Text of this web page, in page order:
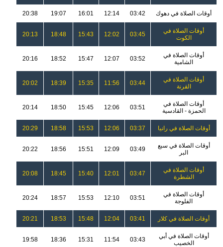
أوقات الصلاة في دهوك 03:42
12:14
16:01
19:07
20:38
أوقات الصلاة في
الكوت
03:45
12:02
15:43
18:48
20:13
أوقات الصلاة في
الشامية
03:52
12:07
15:47
18:52
20:16
أوقات الصلاة في
القرنة
03:44
11:56
15:35
18:39
20:02
أوقات الصلاة في
الحمزة - القادسية
03:51
12:06
15:45
18:50
20:14
أوقات الصلاة في رانيا 03:37
12:06
15:53
18:58
20:29
أوقات الصلاة في سبع
البر
03:49
12:09
15:51
18:56
20:22
أوقات الصلاة في
الشطرة
03:47
12:01
15:40
18:45
20:08
أوقات الصلاة في
الفلوجة
03:51
12:10
15:53
18:57
20:24
أوقات الصلاة في كلار 03:41
12:04
15:48
18:53
20:21
أوقات الصلاة في أبي
الخصيب
03:43
11:54
15:31
18:36
19:58